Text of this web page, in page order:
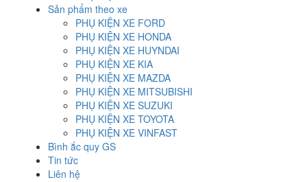
Sản phẩm theo xe
PHỤ KIỆN XE FORD
PHỤ KIỆN XE HONDA
PHỤ KIỆN XE HUYNDAI
PHỤ KIỆN XE KIA
PHỤ KIỆN XE MAZDA
PHỤ KIỆN XE MITSUBISHI
PHỤ KIỆN XE SUZUKI
PHỤ KIỆN XE TOYOTA
PHỤ KIỆN XE VINFAST
Bình ắc quy GS
Tin tức
Liên hệ